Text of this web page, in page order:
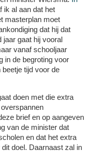
ik al aan dat het
masterplan moet
dat hij dat
gaat hij vooral
vanaf schooljaar
in de begroting voor
tijd voor de
doen met die extra
brief en op aangeven
van de minister dat
en dat het extra
doel. Daarnaast zal in